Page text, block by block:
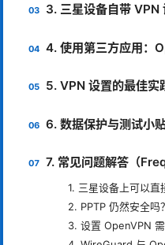
3. 三星设备自带 VPN
4. 使用第三方应用：
5. VPN 设置的最佳实
6. 数据保护与测试小
7. 常见问题解答（
1. 三星设备上可以直
2. PPTP 仍然安全吗？
3. 设置 OpenVPN 需